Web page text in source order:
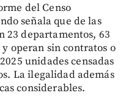
del Censo
señala que de las
23 departamentos, 63
operan sin contratos o
unidades censadas
La ilegalidad además
considerables.